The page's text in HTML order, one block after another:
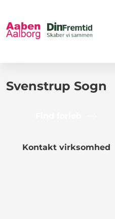
Svenstrup Sogn
Kontakt virksomhed